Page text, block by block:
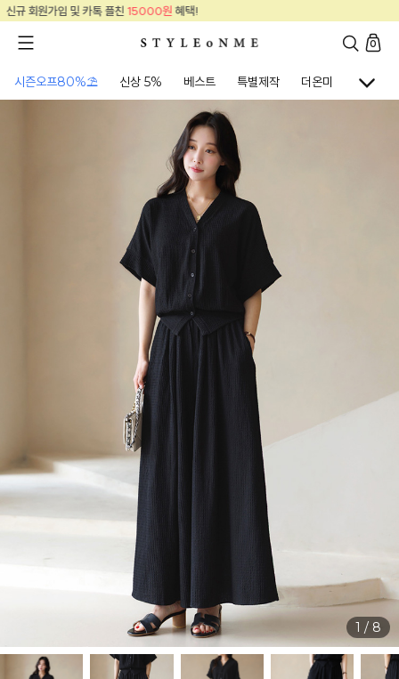
택!
0
시즌오프80%⛱ 신상 5% 베스트 특별제작 더온미 골프웨어
1 / 8